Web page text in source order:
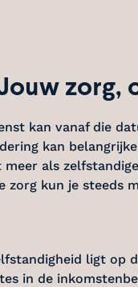
zorg,
kan vanaf die
kan
als
kun je steeds
ligt op
in de